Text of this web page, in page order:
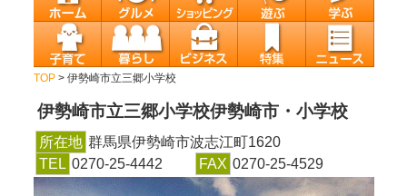
TOP> 伊勢崎市立三郷小学校
伊勢崎市立三郷小学校伊勢崎市・小学校
所在地 群馬県伊勢崎市波志江町1620
TEL 0270-25-4442 FAX 0270-25-4529